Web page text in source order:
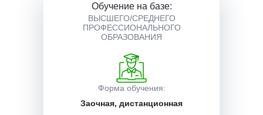
Обучение на базе:
ВЫСШЕГО/СРЕДНЕГО
ПРОФЕССИОНАЛЬНОГО
ОБРАЗОВАНИЯ
Форма обучения:
Заочная, дистанционная
Описание курса
Получаемые документы